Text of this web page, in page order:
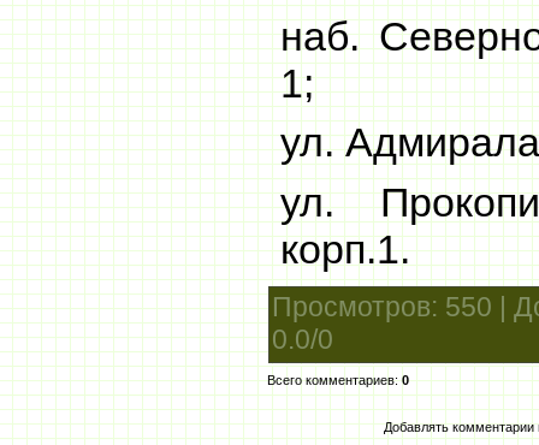
наб.
1;
ул.
ул.
корп.1.
Просмотров: 550 |
0.0/0
Всего комментариев:0
Добавлять комментарии